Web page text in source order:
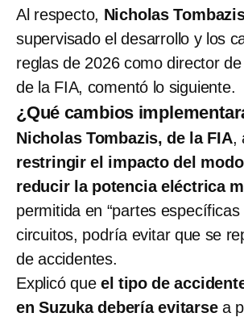
Al respecto, Nicholas
supervisado el desarrollo y los
reglas de 2026 como director
de la FIA, comentó lo siguiente.
¿Qué cambios
Nicholas Tombazis, de la FIA,
restringir el impacto del
reducir la potencia eléctrica
permitida en “partes específicas
circuitos, podría evitar que se
de accidentes.
Explicó que el tipo de
en Suzuka debería evitarsea